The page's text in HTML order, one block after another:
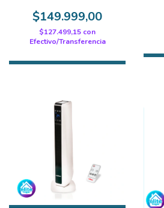
$149.999,00
$127.499,15 con
Efectivo/Transferencia